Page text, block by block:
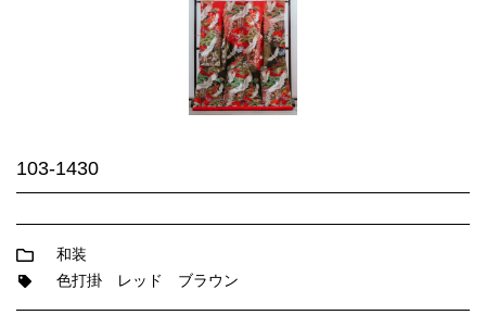
103-1430
和装
色打掛
レッド ブラウン